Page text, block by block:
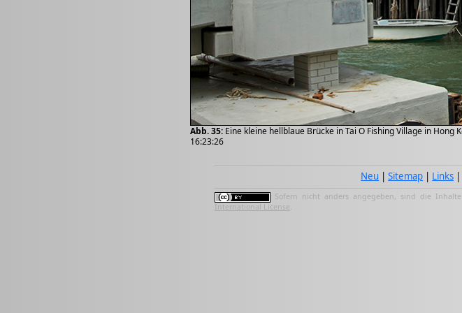
Abb. 35: Eine kleine hellblaue Brücke in Tai O Fishing Village in
16:23:26
Neu |Sitemap | Links
Sofern nicht anders angegeben, sind die
International License